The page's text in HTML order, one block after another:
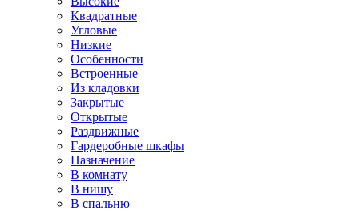
Квадратные
Угловые
Низкие
Особенности
Встроенные
Из кладовки
Закрытые
Открытые
Раздвижные
Гардеробные шкафы
Назначение
В комнату
В нишу
В спальню